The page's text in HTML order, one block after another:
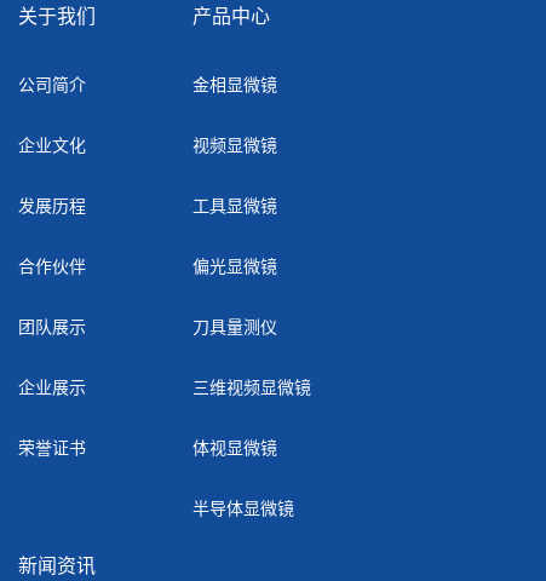
关于我们
公司简介
企业文化
发展历程
合作伙伴
团队展示
企业展示
荣誉证书
产品中心
金相显微镜
视频显微镜
工具显微镜
偏光显微镜
刀具量测仪
三维视频显微镜
体视显微镜
半导体显微镜
新闻资讯